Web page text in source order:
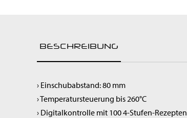
Lüftung
BESCHREIBUNG
› Einschubabstand: 80 mm
› Temperatursteuerung bis 260°C
› Digitalkontrolle mit 100 4-Stufen-Rezepten